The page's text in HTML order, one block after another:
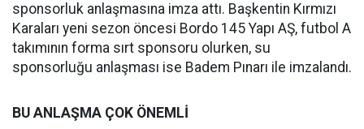
sponsorluk anlaşmasına imza attı. Başkentin Kırmızı
Karaları yeni sezon öncesi Bordo 145 Yapı AŞ, futbol A
takımının forma sırt sponsoru olurken, su
sponsorluğu anlaşması ise Badem Pınarı ile imzalandı.
BU ANLAŞMA ÇOK ÖNEMLİ